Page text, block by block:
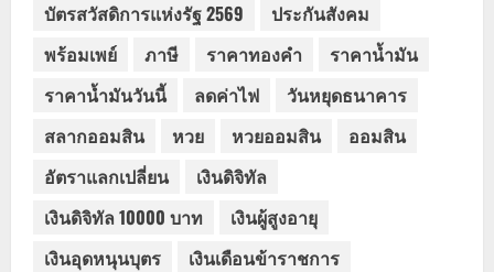
บัตรสวัสดิการแห่งรัฐ 2569
ประกันสังคม
พร้อมเพย์
ภาษี ราคาทองคำ
ราคาน้ำมัน
ราคาน้ำมันวันนี้
ลดค่าไฟ
วันหยุดธนาคาร
สลากออมสิน
หวย หวยออมสิน
ออมสิน
อัตราแลกเปลี่ยน
เงินดิจิทัล
เงินดิจิทัล 10000 บาท
เงินผู้สูงอายุ
เงินอุดหนุนบุตร
เงินเดือนข้าราชการ